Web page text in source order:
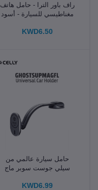
راف باور الترا - حامل هاتف
مغناطيسي للسيارة - أسود
KWD6.50
حامل سيارة عالمي من
سيلي جوست سوبر ماج
KWD6.99